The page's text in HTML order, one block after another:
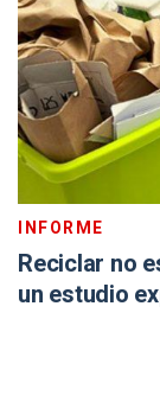
INFORME
Reciclar no
un estudio